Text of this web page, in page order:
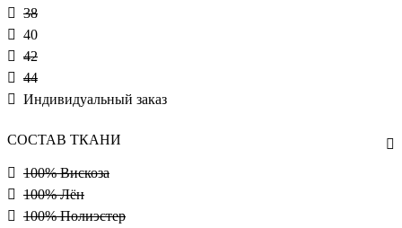
38
40
42
44
Индивидуальный заказ
СОСТАВ ТКАНИ
100% Вискоза
100% Лён
100% Полиэстер